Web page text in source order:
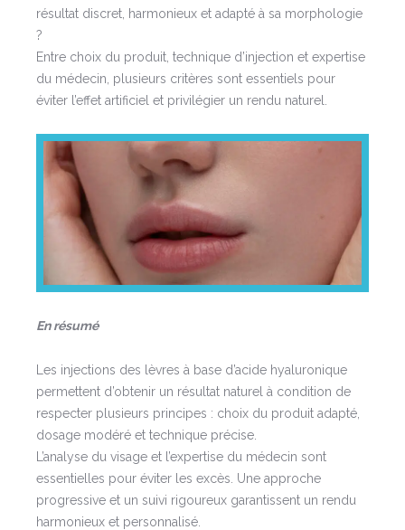
résultat discret, harmonieux et adapté à sa morphologie
?
Entre choix du produit, technique d’injection et expertise
du médecin, plusieurs critères sont essentiels pour
éviter l’effet artificiel et privilégier un rendu naturel.
En résumé
Les injections des lèvres à base d’acide hyaluronique
permettent d’obtenir un résultat naturel à condition de
respecter plusieurs principes : choix du produit adapté,
dosage modéré et technique précise.
L’analyse du visage et l’expertise du médecin sont
essentielles pour éviter les excès. Une approche
progressive et un suivi rigoureux garantissent un rendu
harmonieux et personnalisé.